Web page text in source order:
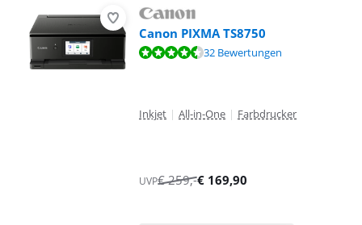
Canon PIXMA TS8750
Bewertet mit 9,4 von 10, basierend auf 32 Bewertungen.
32 Bewertungen
Inkjet | All-in-One | Farbdrucker
UVP€259,-€ 169,90